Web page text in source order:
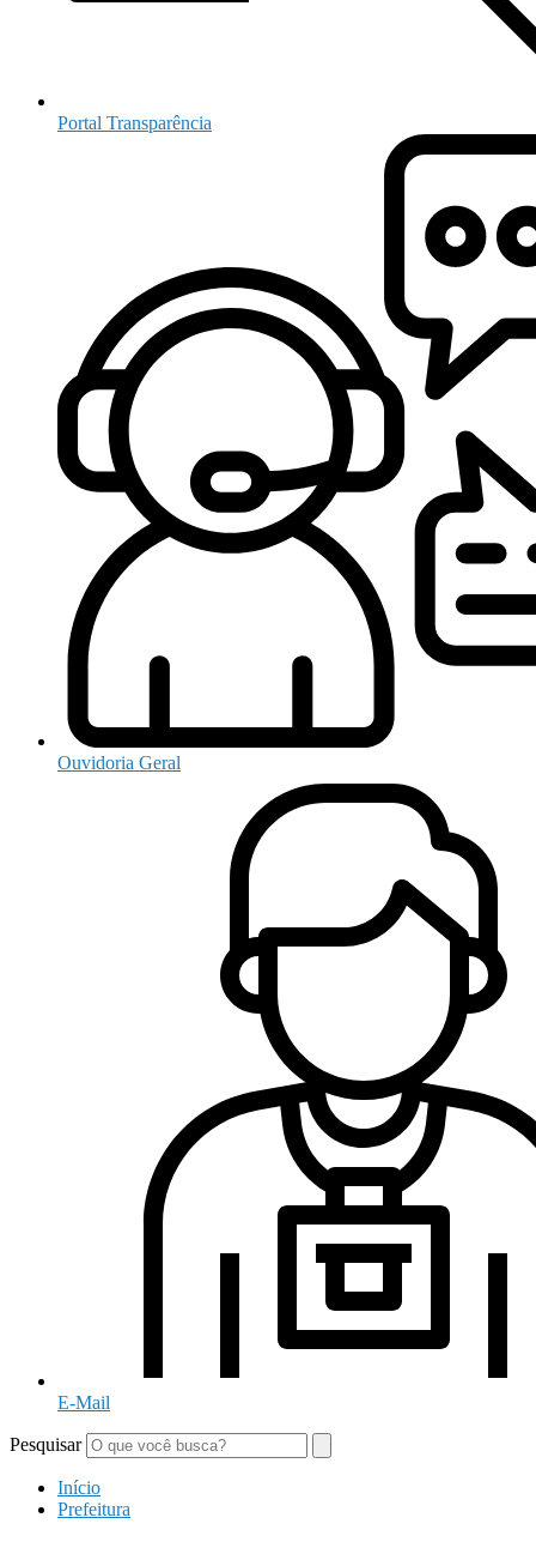
Portal Transparência
Ouvidoria Geral
E-Mail
Pesquisar
Início
Prefeitura